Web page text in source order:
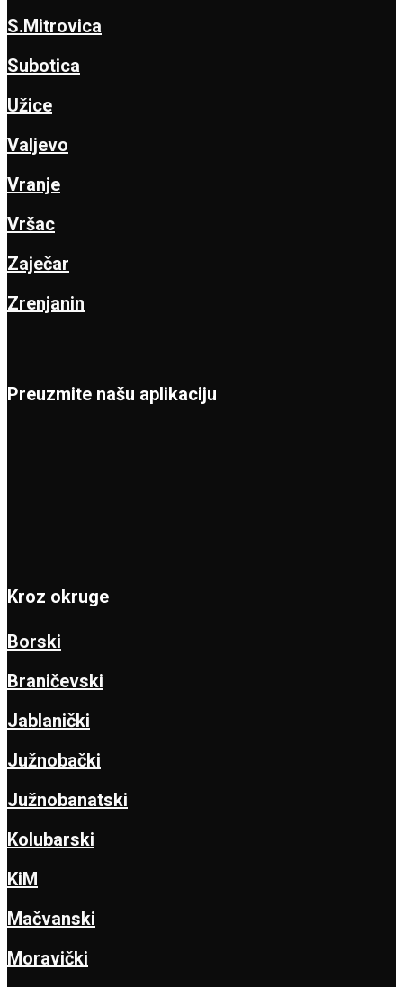
S.Mitrovica
Subotica
Užice
Valjevo
Vranje
Vršac
Zaječar
Zrenjanin
Preuzmite našu aplikaciju
Kroz okruge
Borski
Braničevski
Jablanički
Južnobački
Južnobanatski
Kolubarski
KiM
Mačvanski
Moravički